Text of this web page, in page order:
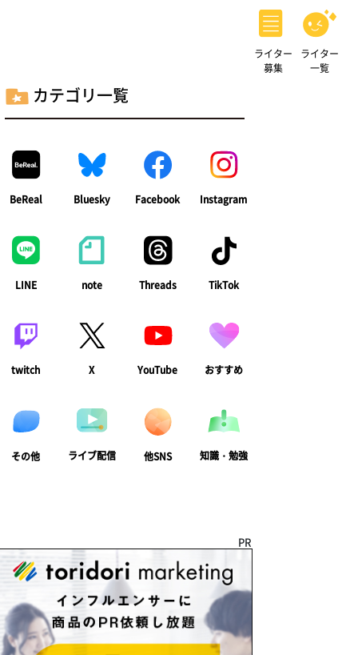
ライター
募集
ライター
一覧
カテゴリ一覧
BeReal Bluesky Facebook Instagram
LINE note Threads TikTok
twitch X YouTube おすすめ
その他 ライブ配信 他SNS 知識・勉強
PR